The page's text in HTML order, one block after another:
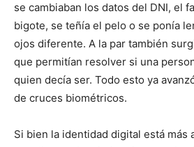
se cambiaban los datos del DNI, el
bigote, se teñía el pelo o se ponía
ojos diferente. A la par también
que permitían resolver si una
quien decía ser. Todo esto ya
de cruces biométricos.
Si bien la identidad digital está más